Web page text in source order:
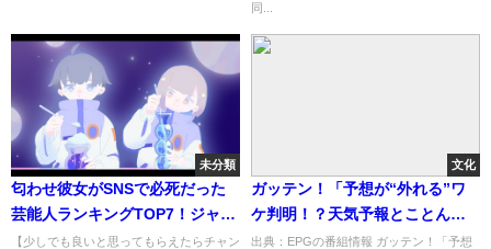
同...
未分類
匂わせ彼女がSNSで必死だった
芸能人ランキングTOP7！ジャニ
ーズが多め！【2021最新版】櫻
【少しでも良いと思ってもらえたらチャン
文化
ガッテン！「予想が“外れる”ワ
ケ判明！？天気予報とことん活
用ＳＰ」[解][字]…の番組内容解
出典：EPGの番組情報 ガッテン！「予想